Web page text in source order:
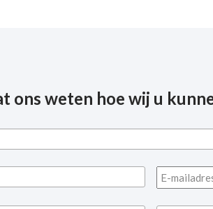
ons weten hoe wij u